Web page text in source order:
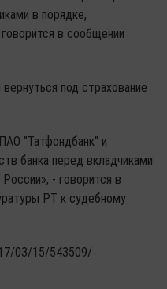
в порядке,
в сообщении
под страхование
"Татфондбанк" и
банка перед вкладчиками
- говорится в
РТ к судебному
03/15/543509/